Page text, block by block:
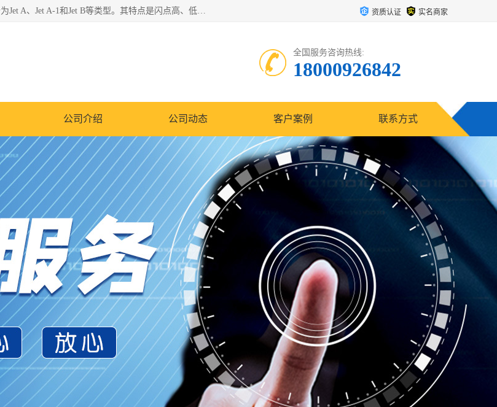
航空煤油（Jet Fuel）是专门为喷气式航空发动机设计的高纯度燃料，主要分为Jet A、Jet A-1和Jet B等类型。其特点是闪点高、低温流动性好，并添加了抗静电剂和抗氧化剂以确保飞行安全。航空煤油需 资质认证 实名商家
全国服务咨询热线:
18000926842
公司介绍 公司动态 客户案例 联系方式